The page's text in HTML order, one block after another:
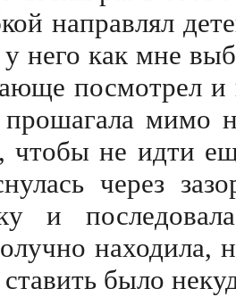
направлял
у него как мне
посмотрел и
мимо
чтобы не идти
через
и
находила,
ь было